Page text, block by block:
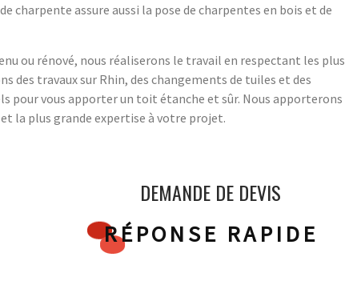
charpente assure aussi la pose de charpentes en bois et de
ou rénové, nous réaliserons le travail en respectant les plus
des travaux sur Rhin, des changements de tuiles et des
pour vous apporter un toit étanche et sûr. Nous apporterons
la plus grande expertise à votre projet.
DEMANDE DE DEVIS
RÉPONSE RAPIDE